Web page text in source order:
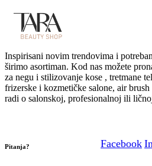
Inspirisani novim trendovima i
širimo asortiman. Kod nas možete
za negu i stilizovanje kose , tretmane
frizerske i kozmetičke salone, air
radi o salonskoj, profesionalnoj ili
Pitanja? Facebook